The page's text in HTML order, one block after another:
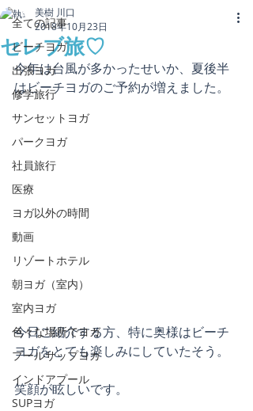
全ての記事
ビーチヨガ
出張ヨガ
修学旅行
サンセットヨガ
パークヨガ
社員旅行
医療
ヨガ以外の時間
動画
リゾートホテル
朝ヨガ（室内）
室内ヨガ
色々な場所でヨガ
プールサップヨガ
インドアプール
SUPヨガ
セレブ旅♡
美樹 川口
2018年10月23日
今年は台風が多かったせいか、夏後半
はビーチヨガのご予約が増えました。
今日ご紹介する方、特に奥様はビーチ
ヨガをとても楽しみにしていたそう。
笑顔が眩しいです。